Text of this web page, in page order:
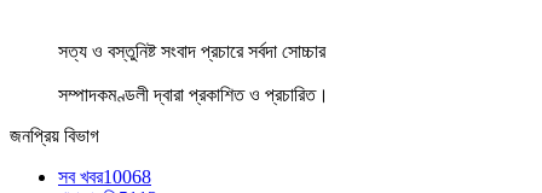
সত্য ও বস্তুনিষ্ট সংবাদ প্রচারে সর্বদা সোচ্চার
সম্পাদকমণ্ডলী দ্বারা প্রকাশিত ও প্রচারিত।
জনপ্রিয় বিভাগ
সব খবর10068